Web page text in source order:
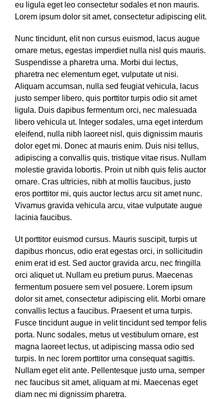
eu ligula eget leo consectetur sodales et non mauris.
Lorem ipsum dolor sit amet, consectetur adipiscing elit.
Nunc tincidunt, elit non cursus euismod, lacus augue
ornare metus, egestas imperdiet nulla nisl quis mauris.
Suspendisse a pharetra urna. Morbi dui lectus,
pharetra nec elementum eget, vulputate ut nisi.
Aliquam accumsan, nulla sed feugiat vehicula, lacus
justo semper libero, quis porttitor turpis odio sit amet
ligula. Duis dapibus fermentum orci, nec malesuada
libero vehicula ut. Integer sodales, urna eget interdum
eleifend, nulla nibh laoreet nisl, quis dignissim mauris
dolor eget mi. Donec at mauris enim. Duis nisi tellus,
adipiscing a convallis quis, tristique vitae risus. Nullam
molestie gravida lobortis. Proin ut nibh quis felis auctor
ornare. Cras ultricies, nibh at mollis faucibus, justo
eros porttitor mi, quis auctor lectus arcu sit amet nunc.
Vivamus gravida vehicula arcu, vitae vulputate augue
lacinia faucibus.
Ut porttitor euismod cursus. Mauris suscipit, turpis ut
dapibus rhoncus, odio erat egestas orci, in sollicitudin
enim erat id est. Sed auctor gravida arcu, nec fringilla
orci aliquet ut. Nullam eu pretium purus. Maecenas
fermentum posuere sem vel posuere. Lorem ipsum
dolor sit amet, consectetur adipiscing elit. Morbi ornare
convallis lectus a faucibus. Praesent et urna turpis.
Fusce tincidunt augue in velit tincidunt sed tempor felis
porta. Nunc sodales, metus ut vestibulum ornare, est
magna laoreet lectus, ut adipiscing massa odio sed
turpis. In nec lorem porttitor urna consequat sagittis.
Nullam eget elit ante. Pellentesque justo urna, semper
nec faucibus sit amet, aliquam at mi. Maecenas eget
diam nec mi dignissim pharetra.